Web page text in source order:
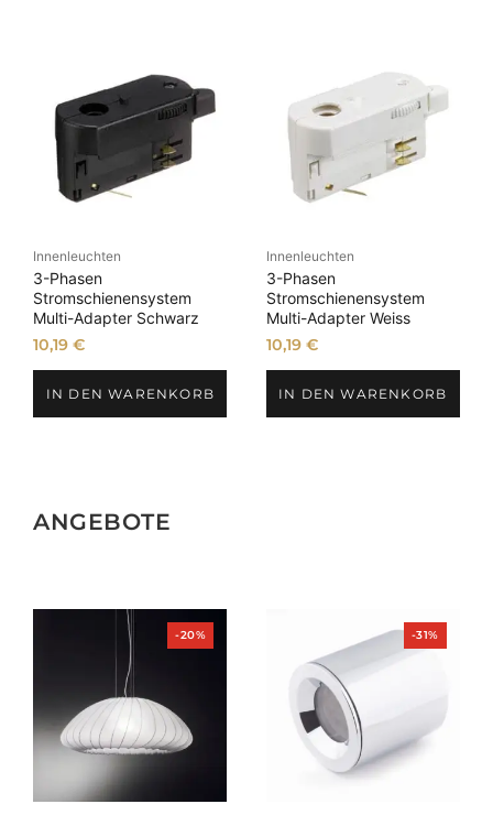
Innenleuchten
3-Phasen
Stromschienensystem
Multi-Adapter Schwarz
10,19€
IN DEN WARENKORB
Innenleuchten
3-Phasen
Stromschienensystem
Multi-Adapter Weiss
10,19 €
IN DEN WARENKORB
ANGEBOTE
-20%Produkt
im
-31%Produkt
im